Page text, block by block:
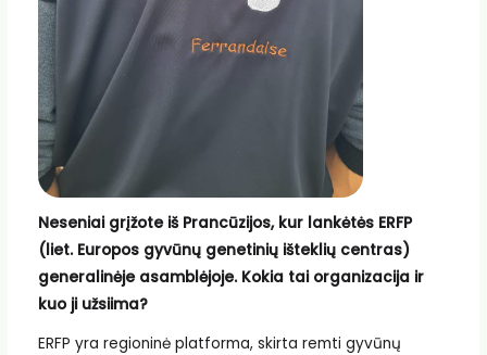
Neseniai grįžote iš Prancūzijos, kur lankėtės ERFP
(liet. Europos gyvūnų genetinių išteklių centras)
generalinėje asamblėjoje. Kokia tai organizacija ir
kuo ji užsiima?
ERFP yra regioninė platforma, skirta remti gyvūnų